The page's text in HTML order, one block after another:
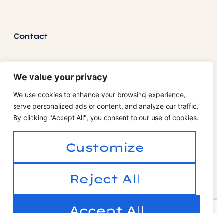
We value your privacy
We use cookies to enhance your browsing experience,
serve personalized ads or content, and analyze our traffic.
By clicking "Accept All", you consent to our use of cookies.
Customize
Reject All
GRANIT
Termeni Și Condiții
Copyright 2023 @ All Rights Reserved
Contact
office@granitpret.ro